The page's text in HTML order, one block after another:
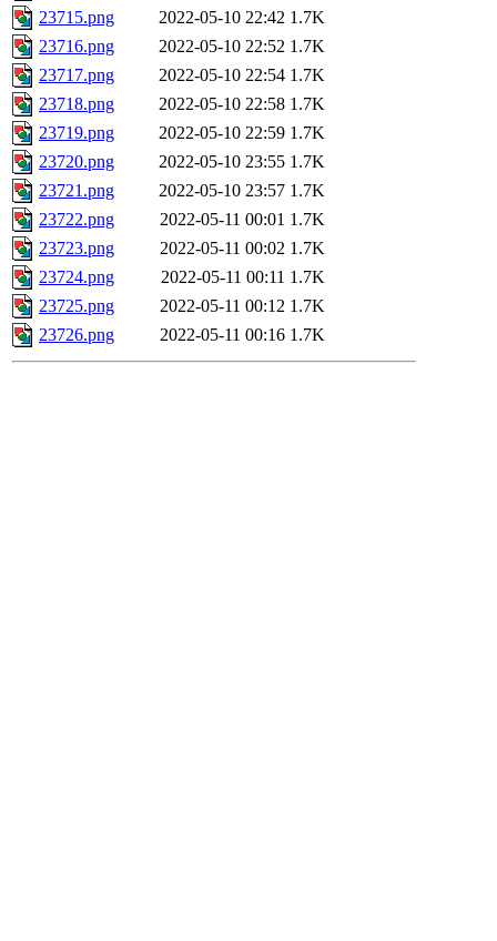
23715.png
2022-05-10 22:42 1.7K
23716.png
2022-05-10 22:52 1.7K
23717.png
2022-05-10 22:54 1.7K
23718.png
2022-05-10 22:58 1.7K
23719.png
2022-05-10 22:59 1.7K
23720.png
2022-05-10 23:55 1.7K
23721.png
2022-05-10 23:57 1.7K
23722.png
2022-05-11 00:01 1.7K
23723.png
2022-05-11 00:02 1.7K
23724.png
2022-05-11 00:11 1.7K
23725.png
2022-05-11 00:12 1.7K
23726.png
2022-05-11 00:16 1.7K